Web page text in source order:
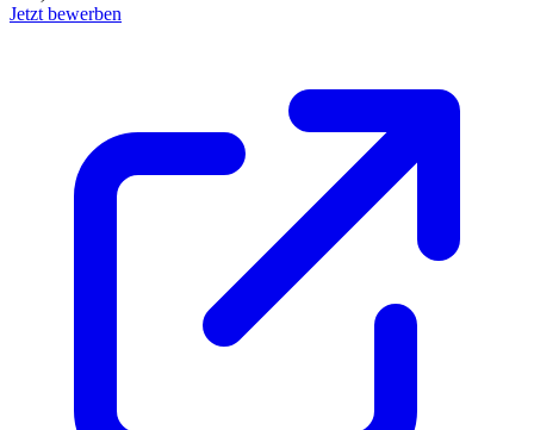
Jetzt bewerben